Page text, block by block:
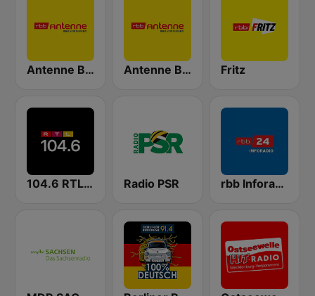
Antenne Brandenburg / Cottbus Antenne Brandenburg Fritz
104.6 RTL Berlins Hitradio Radio PSR rbb Inforadio